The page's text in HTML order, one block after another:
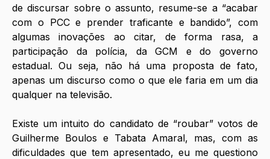
de discursar sobre o assunto, resume-se a “acabar
com o PCC e prender traficante e bandido”, com
algumas inovações ao citar, de forma rasa, a
participação da polícia, da GCM e do governo
estadual. Ou seja, não há uma proposta de fato,
apenas um discurso como o que ele faria em um dia
qualquer na televisão.
Existe um intuito do candidato de “roubar” votos de
Guilherme Boulos e Tabata Amaral, mas, com as
dificuldades que tem apresentado, eu me questiono